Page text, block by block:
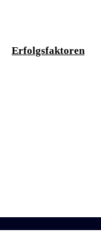
Erfolgsfaktoren